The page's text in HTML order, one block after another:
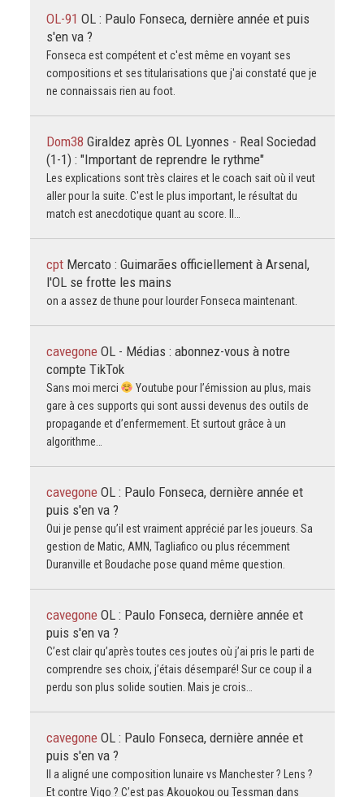
OL-91 OL : Paulo Fonseca, dernière année et puis
s'en va ?
Fonseca est compétent et c'est même en voyant ses
compositions et ses titularisations que j'ai constaté que je
ne connaissais rien au foot.
Dom38 Giraldez après OL Lyonnes - Real Sociedad
(1-1) : "Important de reprendre le rythme"
Les explications sont très claires et le coach sait où il veut
aller pour la suite. C'est le plus important, le résultat du
match est anecdotique quant au score. Il…
cpt Mercato : Guimarães officiellement à Arsenal,
l'OL se frotte les mains
on a assez de thune pour lourder Fonseca maintenant.
cavegone OL - Médias : abonnez-vous à notre
compte TikTok
Sans moi merci
Youtube pour l’émission au plus, mais
gare à ces supports qui sont aussi devenus des outils de
propagande et d’enfermement. Et surtout grâce à un
algorithme…
cavegone OL : Paulo Fonseca, dernière année et
puis s'en va ?
Oui je pense qu’il est vraiment apprécié par les joueurs. Sa
gestion de Matic, AMN, Tagliafico ou plus récemment
Duranville et Boudache pose quand même question.
cavegone OL : Paulo Fonseca, dernière année et
puis s'en va ?
C’est clair qu’après toutes ces joutes où j’ai pris le parti de
comprendre ses choix, j’étais désemparé! Sur ce coup il a
perdu son plus solide soutien. Mais je crois…
cavegone OL : Paulo Fonseca, dernière année et
puis s'en va ?
Il a aligné une composition lunaire vs Manchester ? Lens ?
Et contre Vigo ? C’est pas Akouokou ou Tessman dans